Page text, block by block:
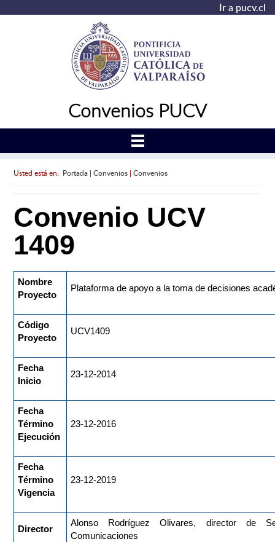
Ir a pucv.cl
Convenios PUCV
Usted está en: Portada| Convenios| Convenios
Convenio UCV
1409
Nombre
Proyecto
Plataforma de apoyo a la toma de decisiones
Código
Proyecto
UCV1409
Fecha
Inicio
23-12-2014
Fecha
Término
Ejecución
23-12-2016
Fecha
Término
Vigencia
23-12-2019
Director
Alonso Rodríguez Olivares, director de
Comunicaciones